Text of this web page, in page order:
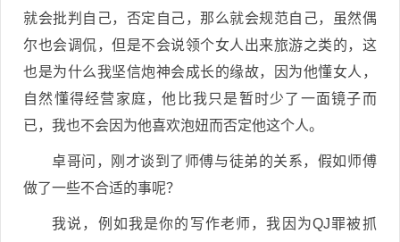
就会批判自己，否定自己，那么就会规范自己，虽然偶
尔也会调侃，但是不会说领个女人出来旅游之类的，这
也是为什么我坚信炮神会成长的缘故，因为他懂女人，
自然懂得经营家庭，他比我只是暂时少了一面镜子而
已，我也不会因为他喜欢泡妞而否定他这个人。
卓哥问，刚才谈到了师傅与徒弟的关系，假如师傅
做了一些不合适的事呢？
我说，例如我是你的写作老师，我因为QJ罪被抓